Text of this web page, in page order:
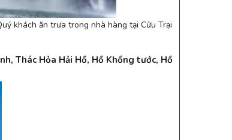
khách ăn trưa trong nhà hàng tại Cửu Trại
Thác Hỏa Hải Hồ, Hồ Khổng tước, Hồ